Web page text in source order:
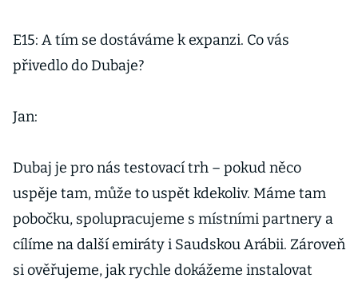
E15: A tím se dostáváme k expanzi. Co vás
přivedlo do Dubaje?
Jan:
Dubaj je pro nás testovací trh – pokud něco
uspěje tam, může to uspět kdekoliv. Máme tam
pobočku, spolupracujeme s místními partnery a
cílíme na další emiráty i Saudskou Arábii. Zároveň
si ověřujeme, jak rychle dokážeme instalovat